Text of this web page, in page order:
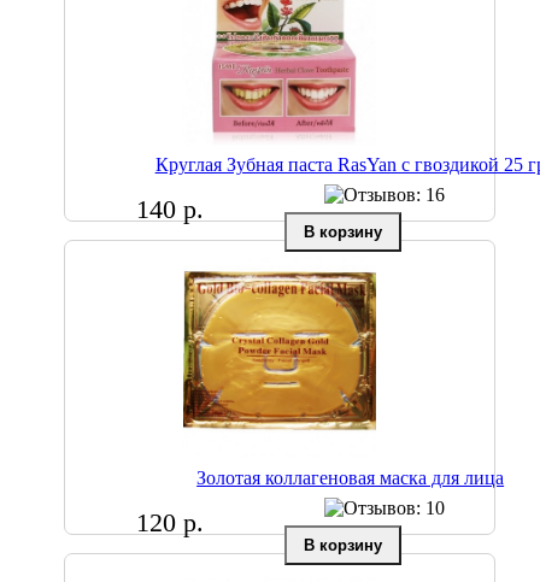
Круглая Зубная паста RasYan с гвоздикой 25
140 р.
Золотая коллагеновая маска для лица
120 р.